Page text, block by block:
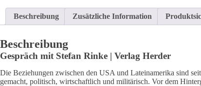
Beschreibung Zusätzliche Information
Beschreibung
Gespräch mit Stefan Rinke | Verlag Herder
Die Beziehungen zwischen den USA und Lateinamerika sind
gemacht, politisch, wirtschaftlich und militärisch. Vor dem